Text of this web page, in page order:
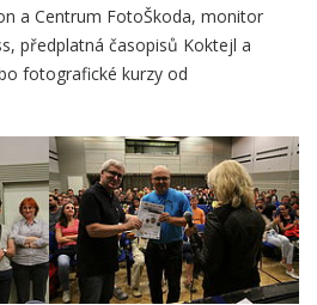
a Centrum FotoŠkoda, monitor
předplatná časopisů Koktejl a
fotografické kurzy od